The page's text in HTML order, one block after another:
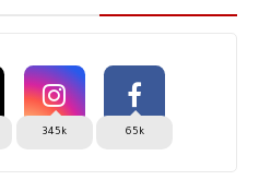
65k
345k